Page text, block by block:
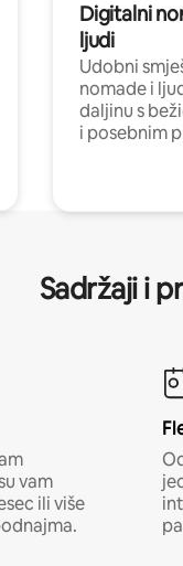
Digitalni
ljudi
Udobni
nomade i
daljinu s
i posebnim
Sadržaji i
vam
ili više